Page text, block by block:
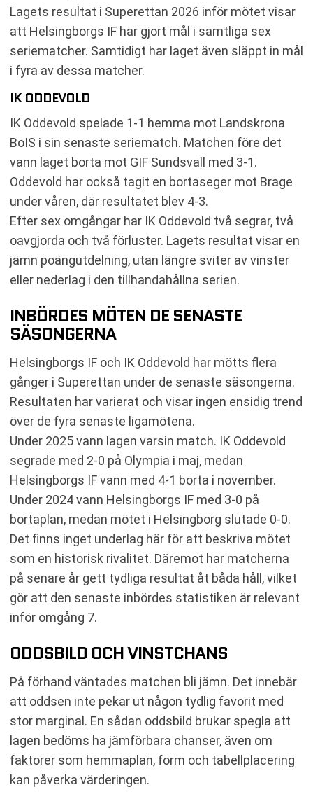
Lagets resultat i Superettan 2026 inför mötet visar
att Helsingborgs IF har gjort mål i samtliga sex
seriematcher. Samtidigt har laget även släppt in mål
i fyra av dessa matcher.
IK ODDEVOLD
IK Oddevold spelade 1-1 hemma mot Landskrona
BoIS i sin senaste seriematch. Matchen före det
vann laget borta mot GIF Sundsvall med 3-1.
Oddevold har också tagit en bortaseger mot Brage
under våren, där resultatet blev 4-3.
Efter sex omgångar har IK Oddevold två segrar, två
oavgjorda och två förluster. Lagets resultat visar en
jämn poängutdelning, utan längre sviter av vinster
eller nederlag i den tillhandahållna serien.
INBÖRDES MÖTEN DE SENASTE
SÄSONGERNA
Helsingborgs IF och IK Oddevold har mötts flera
gånger i Superettan under de senaste säsongerna.
Resultaten har varierat och visar ingen ensidig trend
över de fyra senaste ligamötena.
Under 2025 vann lagen varsin match. IK Oddevold
segrade med 2-0 på Olympia i maj, medan
Helsingborgs IF vann med 4-1 borta i november.
Under 2024 vann Helsingborgs IF med 3-0 på
bortaplan, medan mötet i Helsingborg slutade 0-0.
Det finns inget underlag här för att beskriva mötet
som en historisk rivalitet. Däremot har matcherna
på senare år gett tydliga resultat åt båda håll, vilket
gör att den senaste inbördes statistiken är relevant
inför omgång 7.
ODDSBILD OCH VINSTCHANS
På förhand väntades matchen bli jämn. Det innebär
att oddsen inte pekar ut någon tydlig favorit med
stor marginal. En sådan oddsbild brukar spegla att
lagen bedöms ha jämförbara chanser, även om
faktorer som hemmaplan, form och tabellplacering
kan påverka värderingen.